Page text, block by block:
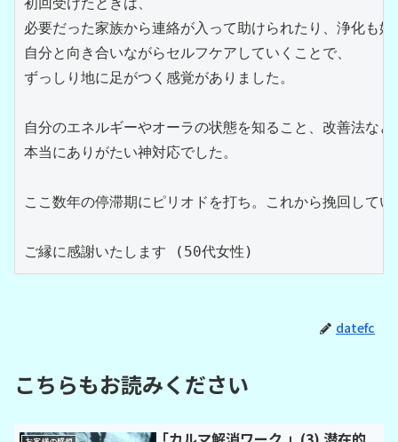
初回受けたときは、
必要だった家族から連絡が入って助けられたり、浄化も
自分と向き合いながらセルフケアしていくことで、
ずっしり地に足がつく感覚がありました。
自分のエネルギーやオーラの状態を知ること、改善法など
本当にありがたい神対応でした。
ここ数年の停滞期にピリオドを打ち。これから挽回して
ご縁に感謝いたします (50代女性)
datefc
こちらもお読みください